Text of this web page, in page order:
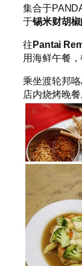
集合于
于锡米财胡
往Pantai
用海鲜午餐
乘坐渡轮邦
店内烧烤晚餐